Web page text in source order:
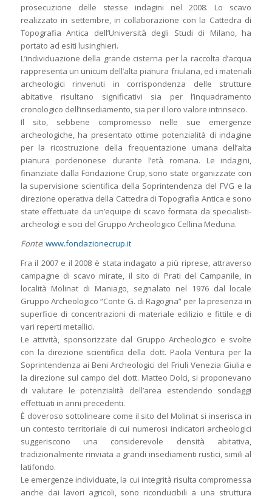
prosecuzione delle stesse indagini nel 2008. Lo scavo
realizzato in settembre, in collaborazione con la Cattedra di
Topografia Antica dell’Università degli Studi di Milano, ha
portato ad esiti lusinghieri.
L’individuazione della grande cisterna per la raccolta d’acqua
rappresenta un unicum dell’alta pianura friulana, ed i materiali
archeologici rinvenuti in corrispondenza delle strutture
abitative risultano significativi sia per l’inquadramento
cronologico dell’insediamento, sia per il loro valore intrinseco.
Il sito, sebbene compromesso nelle sue emergenze
archeologiche, ha presentato ottime potenzialità di indagine
per la ricostruzione della frequentazione umana dell’alta
pianura pordenonese durante l’età romana. Le indagini,
finanziate dalla Fondazione Crup, sono state organizzate con
la supervisione scientifica della Soprintendenza del FVG e la
direzione operativa della Cattedra di Topografia Antica e sono
state effettuate da un’equipe di scavo formata da specialisti-
archeologi e soci del Gruppo Archeologico Cellina Meduna.
Fonte: www.fondazionecrup.it
Fra il 2007 e il 2008 è stata indagato a più riprese, attraverso
campagne di scavo mirate, il sito di Prati del Campanile, in
località Molinat di Maniago, segnalato nel 1976 dal locale
Gruppo Archeologico “Conte G. di Ragogna” per la presenza in
superficie di concentrazioni di materiale edilizio e fittile e di
vari reperti metallici.
Le attività, sponsorizzate dal Gruppo Archeologico e svolte
con la direzione scientifica della dott. Paola Ventura per la
Soprintendenza ai Beni Archeologici del Friuli Venezia Giulia e
la direzione sul campo del dott. Matteo Dolci, si proponevano
di valutare le potenzialità dell’area estendendo sondaggi
effettuati in anni precedenti.
È doveroso sottolineare come il sito del Molinat si inserisca in
un contesto territoriale di cui numerosi indicatori archeologici
suggeriscono una considerevole densità abitativa,
tradizionalmente rinviata a grandi insediamenti rustici, simili al
latifondo.
Le emergenze individuate, la cui integrità risulta compromessa
anche dai lavori agricoli, sono riconducibili a una struttura